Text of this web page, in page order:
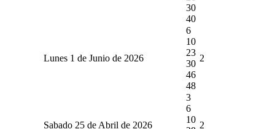
30
40
Lunes 1 de Junio de 2026
6
10
23
30
46
48
2
Sabado 25 de Abril de 2026
3
6
10
2